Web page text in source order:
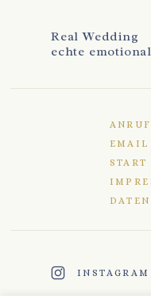
Real Wedding
echte
EMAIL
START
INSTAGRAM